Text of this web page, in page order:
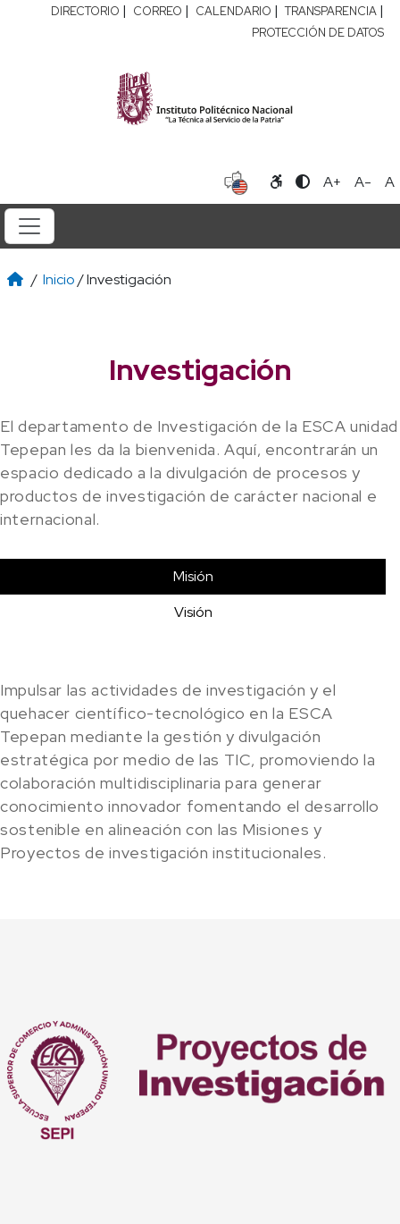
DIRECTORIO | CORREO | CALENDARIO | TRANSPARENCIA |
PROTECCIÓN DE DATOS
A+ A- A
/ Inicio/ Investigación
Investigación
El departamento de Investigación de la ESCA unidad
Tepepan les da la bienvenida. Aquí, encontrarán un
espacio dedicado a la divulgación de procesos y
productos de investigación de carácter nacional e
internacional.
Misión
Visión
Impulsar las actividades de investigación y el
quehacer científico-tecnológico en la ESCA
Tepepan mediante la gestión y divulgación
estratégica por medio de las TIC, promoviendo la
colaboración multidisciplinaria para generar
conocimiento innovador fomentando el desarrollo
sostenible en alineación con las Misiones y
Proyectos de investigación institucionales.